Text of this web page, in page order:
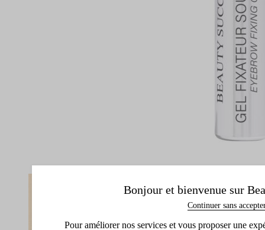
Bonjour et bienvenue sur
Continuer sans
Pour améliorer nos services et vous proposer une